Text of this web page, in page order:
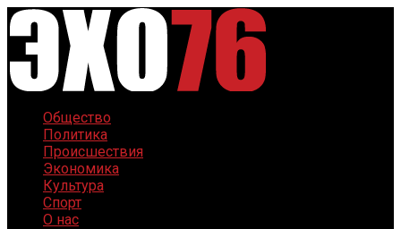
Общество
Политика
Происшествия
Экономика
Культура
Спорт
О нас